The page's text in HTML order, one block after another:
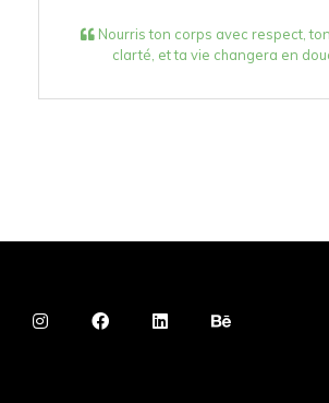
Nourris ton corps avec respect,
clarté, et ta vie changera en